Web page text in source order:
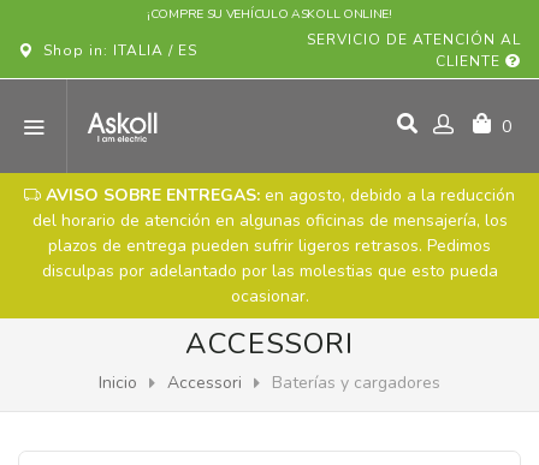
¡COMPRE SU VEHÍCULO ASKOLL ONLINE!
Shop in: ITALIA / ES
SERVICIO DE ATENCIÓN AL
CLIENTE
0
AVISO SOBRE ENTREGAS: en agosto, debido a la reducción
del horario de atención en algunas oficinas de mensajería, los
plazos de entrega pueden sufrir ligeros retrasos. Pedimos
disculpas por adelantado por las molestias que esto pueda
ocasionar.
ACCESSORI
Inicio Accessori Baterías y cargadores